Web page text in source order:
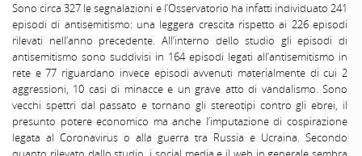
Sono circa 327 le segnalazioni e l’Osservatorio ha infatti individuato 241
episodi di antisemitismo: una leggera crescita rispetto ai 226 episodi
rilevati nell’anno precedente. All’interno dello studio gli episodi di
antisemitismo sono suddivisi in 164 episodi legati all’antisemitismo in
rete e 77 riguardano invece episodi avvenuti materialmente di cui 2
aggressioni, 10 casi di minacce e un grave atto di vandalismo. Sono
vecchi spettri dal passato e tornano gli stereotipi contro gli ebrei, il
presunto potere economico ma anche l’imputazione di cospirazione
legata al Coronavirus o alla guerra tra Russia e Ucraina. Secondo